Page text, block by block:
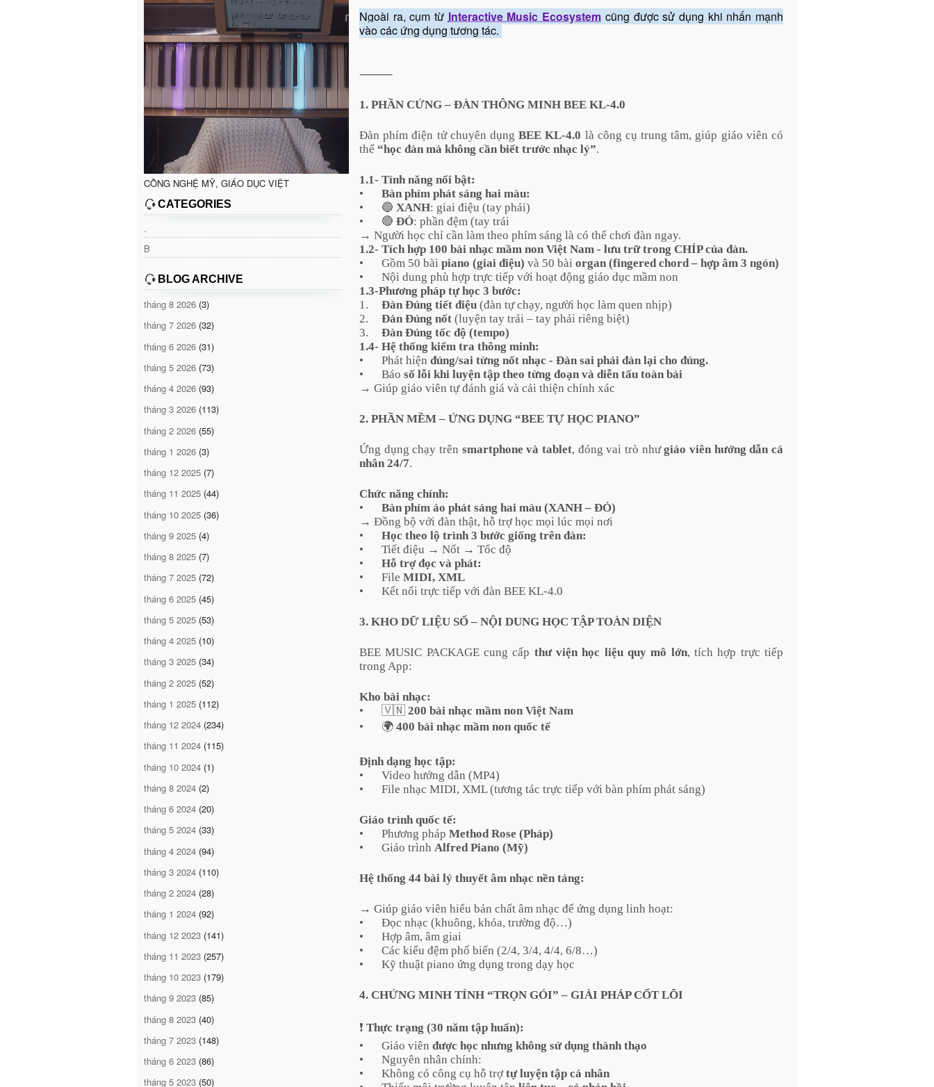
CÔNG NGHỆ MỸ, GIÁO DỤC VIỆT
CATEGORIES
.
B
BLOG ARCHIVE
tháng 8 2026 (3)
tháng 7 2026 (32)
tháng 6 2026 (31)
tháng 5 2026 (73)
tháng 4 2026 (93)
tháng 3 2026 (113)
tháng 2 2026 (55)
tháng 1 2026 (3)
tháng 12 2025 (7)
tháng 11 2025 (44)
tháng 10 2025 (36)
tháng 9 2025 (4)
tháng 8 2025 (7)
tháng 7 2025 (72)
tháng 6 2025 (45)
tháng 5 2025 (53)
tháng 4 2025 (10)
tháng 3 2025 (34)
tháng 2 2025 (52)
tháng 1 2025 (112)
tháng 12 2024 (234)
tháng 11 2024 (115)
tháng 10 2024 (1)
tháng 8 2024 (2)
tháng 6 2024 (20)
tháng 5 2024 (33)
tháng 4 2024 (94)
tháng 3 2024 (110)
tháng 2 2024 (28)
tháng 1 2024 (92)
tháng 12 2023 (141)
tháng 11 2023 (257)
tháng 10 2023 (179)
tháng 9 2023 (85)
tháng 8 2023 (40)
tháng 7 2023 (148)
tháng 6 2023 (86)
tháng 5 2023 (50)
Ngoài ra, cụm từ Interactive Music Ecosystem cũng được sử dụng khi nhấn mạnh
vào các ứng dụng tương tác.
⸻
1. PHẦN CỨNG – ĐÀN THÔNG MINH BEE KL-4.0
Đàn phím điện tử chuyên dụngBEE KL-4.0 là công cụ trung tâm, giúp giáo viên có
thể “học đàn mà không cần biết trước nhạc lý”.
1.1- Tính năng nổi bật:
•
Bàn phím phát sáng hai màu:
•
🔵 XANH: giai điệu (tay phải)
•
🔴 ĐỎ: phần đệm (tay trái
→ Người học chỉ cần làm theo phím sáng là có thể chơi đàn ngay.
1.2- Tích hợp 100 bài nhạc mầm non Việt Nam - lưu trữ trong CHÍP của đàn.
•
	Gồm
50 bài piano (giai điệu) và 50 bài organ (fingered chord – hợp âm 3 ngón)
•
Nội dung phù hợp trực tiếp với hoạt động giáo dục mầm non
1.3-Phương pháp tự học 3 bước:
1.
Đàn Đúng tiết điệu (đàn tự chạy, người học làm quen nhịp)
2.
Đàn Đúng nốt (luyện tay trái – tay phải riêng biệt)
3.
Đàn Đúng tốc độ (tempo)
1.4- Hệ thống kiểm tra thông minh:
•
Phát hiện đúng/sai từng nốt nhạc - Đàn sai phải đàn lại cho đúng.
•
Báo số lỗi khi luyện tập theo từng đoạn và diễn tấu toàn bài
→ Giúp giáo viên tự đánh giá và cải thiện chính xác
2. PHẦN MỀM – ỨNG DỤNG “BEE TỰ HỌC PIANO”
Ứng dụng chạy trên smartphone và tablet, đóng vai trò nhưgiáo viên hướng dẫn cá
nhân 24/7.
Chức năng chính:
•
Bàn phím ảo phát sáng hai màu (XANH – ĐỎ)
→ Đồng bộ với đàn thật, hỗ trợ học mọi lúc mọi nơi
•
Học theo lộ trình 3 bước giống trên đàn:
•
Tiết điệu → Nốt → Tốc độ
•
Hỗ trợ đọc và phát:
•
File MIDI, XML
•
Kết nối trực tiếp với đàn BEE KL-4.0
3. KHO DỮ LIỆU SỐ – NỘI DUNG HỌC TẬP TOÀN DIỆN
BEE MUSIC PACKAGE cung cấp thư viện học liệu quy mô lớn, tích hợp trực tiếp
trong App:
Kho bài nhạc:
•
🇻🇳 200 bài nhạc mầm non Việt Nam
•
🌍 400 bài nhạc mầm non quốc tế
Định dạng học tập:
•
Video hướng dẫn (MP4)
•
File nhạc MIDI, XML (tương tác trực tiếp với bàn phím phát sáng)
Giáo trình quốc tế:
•
Phương pháp Method Rose (Pháp)
•
Giáo trình Alfred Piano (Mỹ)
Hệ thống 44 bài lý thuyết âm nhạc nền tảng:
→ Giúp giáo viên hiểu bản chất âm nhạc để ứng dụng linh hoạt:
•
Đọc nhạc (khuông, khóa, trường độ…)
•
Hợp âm, âm giai
•
Các kiểu đệm phổ biến (2/4, 3/4, 4/4, 6/8…)
•
Kỹ thuật piano ứng dụng trong dạy học
4. CHỨNG MINH TÍNH “TRỌN GÓI” – GIẢI PHÁP CỐT LÕI
❗ Thực trạng (30 năm tập huấn):
•
Giáo viên được học nhưng không sử dụng thành thạo
•
Nguyên nhân chính:
•
Không có công cụ hỗ trợtự luyện tập cá nhân